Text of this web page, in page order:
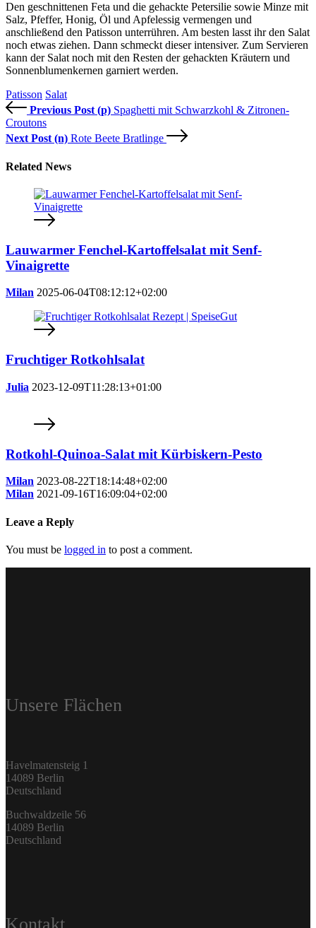
Den geschnittenen Feta und die gehackte Petersilie sowie Minze mit
Salz, Pfeffer, Honig, Öl und Apfelessig vermengen und
anschließend den Patisson unterrühren. Am besten lasst ihr den Salat
noch etwas ziehen. Dann schmeckt dieser intensiver. Zum Servieren
kann der Salat noch mit den Resten der gehackten Kräutern und
Sonnenblumenkernen garniert werden.
Patisson Salat
Previous Post (p) Spaghetti mit Schwarzkohl & Zitronen-
Croutons
Next Post (n) Rote Beete Bratlinge
Related News
Lauwarmer Fenchel-Kartoffelsalat mit Senf-
Vinaigrette
Milan 2025-06-04T08:12:12+02:00
Fruchtiger Rotkohlsalat
Julia 2023-12-09T11:28:13+01:00
Rotkohl-Quinoa-Salat mit Kürbiskern-Pesto
Milan 2023-08-22T18:14:48+02:00
Milan 2021-09-16T16:09:04+02:00
Leave a Reply
You must be logged in to post a comment.
Unsere Flächen
Havelmatensteig 1
14089 Berlin
Deutschland
Buchwaldzeile 56
14089 Berlin
Deutschland
Kontakt